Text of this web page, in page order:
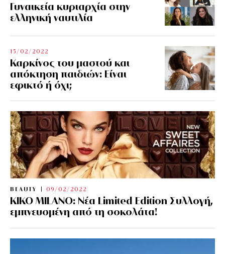
Γυναικεία κυριαρχία στην
ελληνική ναυτιλία
15/02/2022
Καρκίνος του μαστού και
απόκτηση παιδιών: Είναι
εφικτό ή όχι;
BEAUTY 09/02/2022
KIKO MILANO: Νέα Limited Edition Συλλογή,
εμπνευσμένη από τη σοκολάτα!